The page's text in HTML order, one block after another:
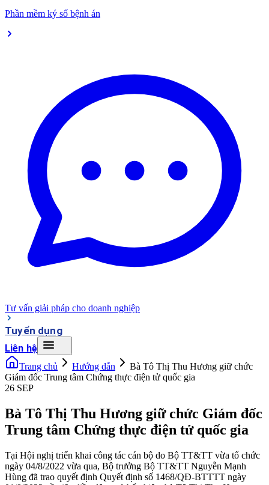
Phần mềm ký số bệnh án
Tư vấn giải pháp cho doanh nghiệp
Tuyển dụng
Liên hệ
Trang chủ Hướng dẫn
Bà Tô Thị Thu Hương giữ chức
Giám đốc Trung tâm Chứng thực điện tử quốc gia
26 SEP
Bà Tô Thị Thu Hương giữ chức Giám đốc
Trung tâm Chứng thực điện tử quốc gia
Tại Hội nghị triển khai công tác cán bộ do Bộ TT&TT vừa tổ chức
ngày 04/8/2022 vừa qua, Bộ trưởng Bộ TT&TT Nguyễn Mạnh
Hùng đã trao quyết định Quyết định số 1468/QĐ-BTTTT ngày